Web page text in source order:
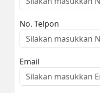
No. Telpon
Email